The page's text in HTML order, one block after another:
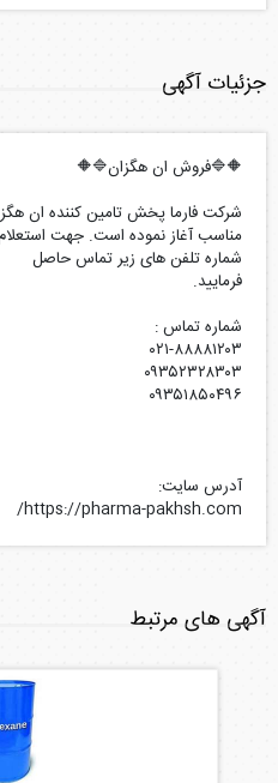
جزئیات آگهی
🔶🔷فروش ان هگزان🔷🔶
شرکت فارما پخش تامین کننده ان
مناسب آغاز نموده است. جهت
شماره تلفن های زیر تماس حاصل
شماره تماس :
۰۲۱-۸۸۸۸۱۲۰۳
۰۹۳۵۲۳۲۸۳۰۳
۰۹۳۵۱۸۵۰۴۹۶
آدرس سایت:
https://pharma-pakhsh.com/
آگهی های مرتبط